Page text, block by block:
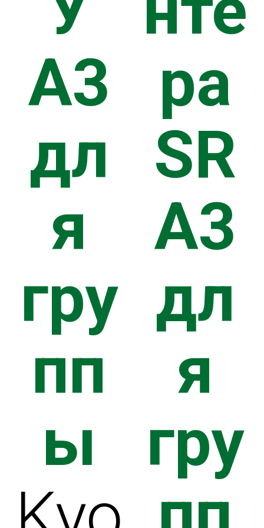
А3
дл
я
гру
пп
ы
ра
SR
A3
дл
я
гру